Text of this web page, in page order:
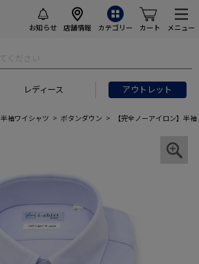
お知らせ 店舗情報 カテゴリー カート メニュー
レディース アウトレット
半袖ワイシャツ ボタンダウン 【完全ノーアイロン】半